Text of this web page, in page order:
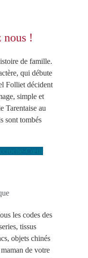
nous !
de famille.
qui débute
Folliet décident
simple et
Tarentaise au
sont tombés
Cœur
les codes des
tissus
objets chinés
de votre